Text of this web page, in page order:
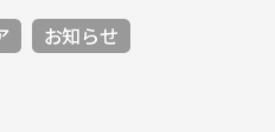
お知らせ